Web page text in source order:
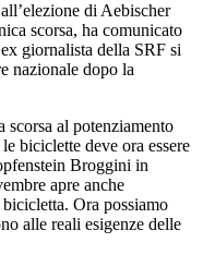
di Aebischer
scorsa, ha comunicato
giornalista della SRF si
nazionale dopo la
al potenziamento
biciclette deve ora essere
Broggini in
apre anche
Ora possiamo
alle reali esigenze delle